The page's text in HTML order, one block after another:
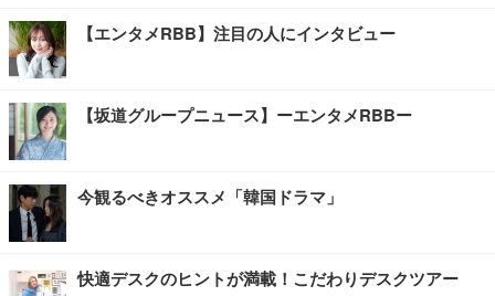
【エンタメRBB】注目の人にインタビュー
【坂道グループニュース】ーエンタメRBBー
今観るべきオススメ「韓国ドラマ」
快適デスクのヒントが満載！こだわりデスクツアー